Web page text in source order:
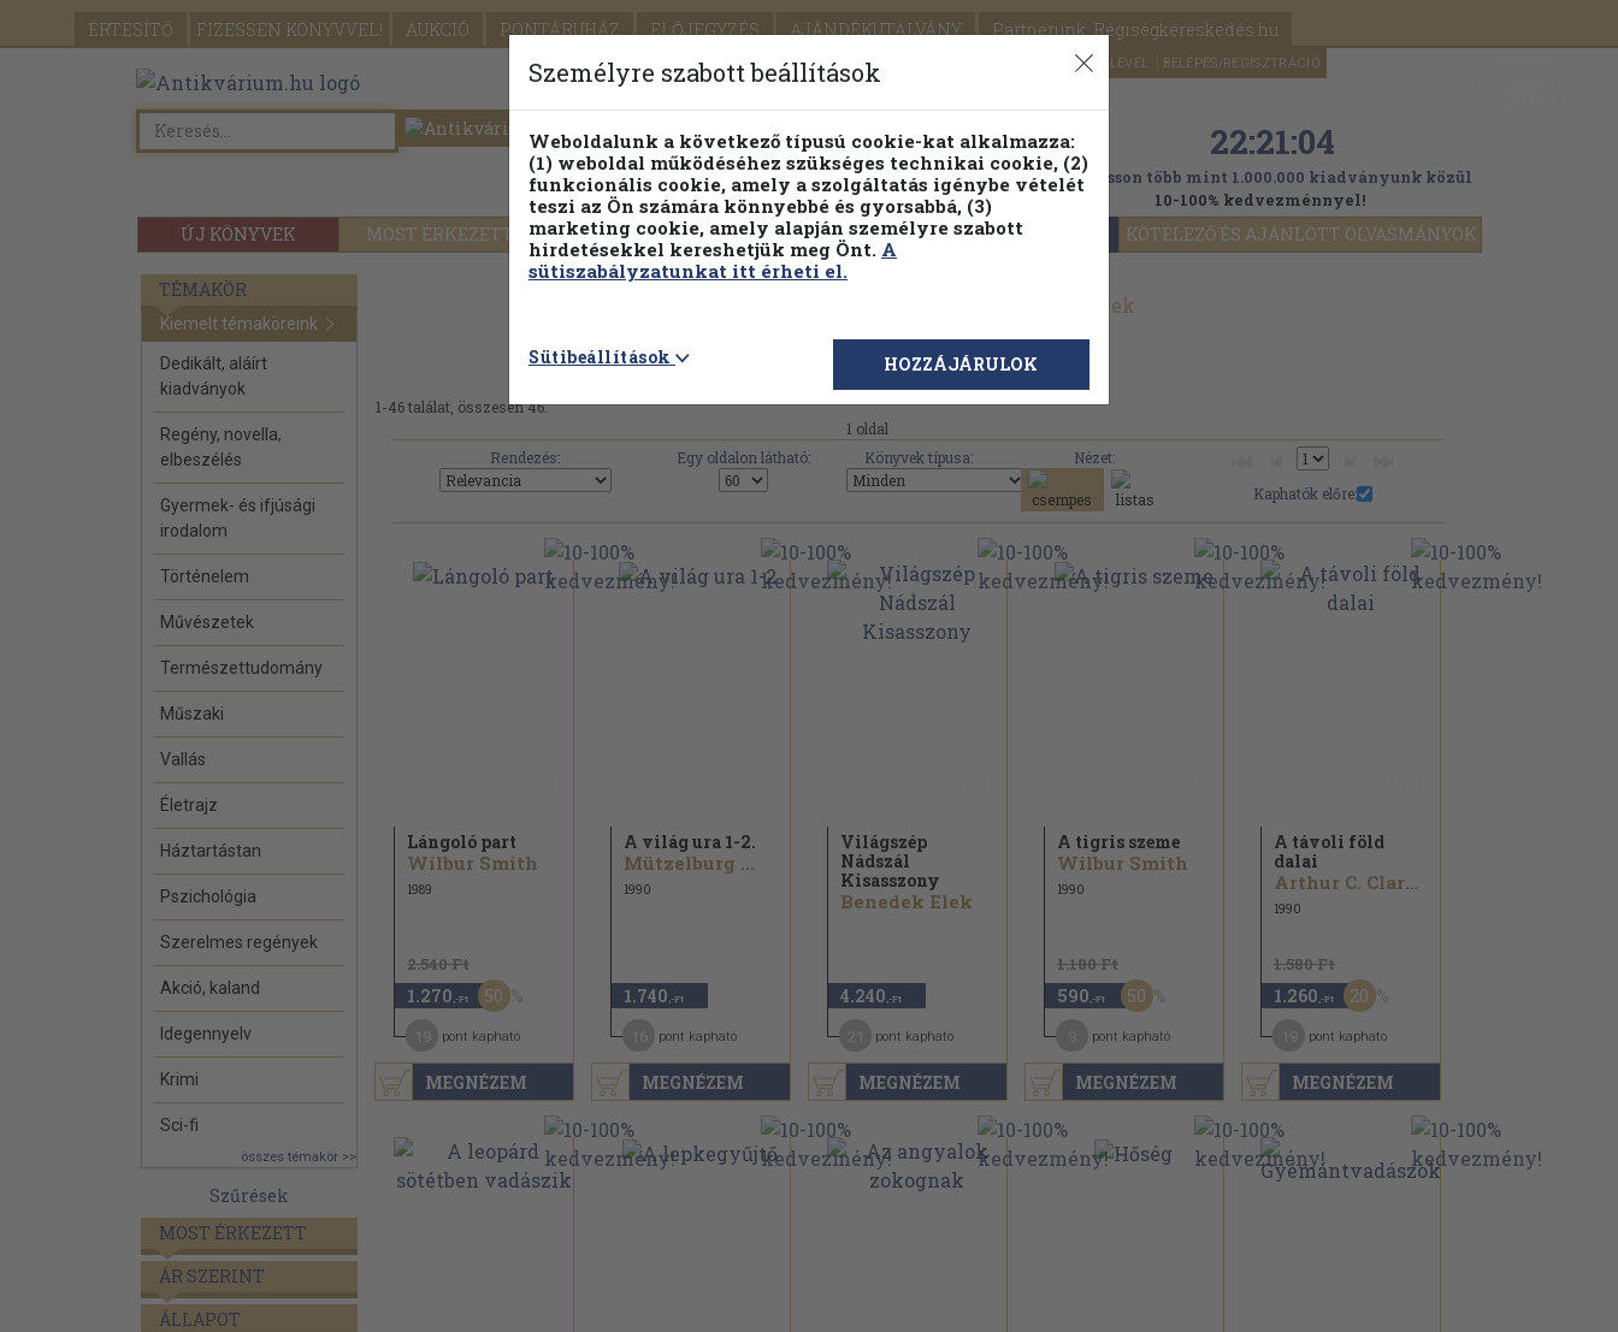
ÉRTESÍTŐ FIZESSEN KÖNYVVEL! AUKCIÓ PONTÁRUHÁZ ELŐJEGYZÉS AJÁNDÉKUTALVÁNY Partnerünk: Régiségkereskedés.hu
SEGÍTSÉG HÍRLEVÉL BELÉPÉS/REGISZTRÁCIÓ
ÚJ KÖNYVEK MOST ÉRKEZETT PILLANATNYI ÁRAINK FENNTARTHATÓ OLVASMÁNYOK KÖTELEZŐ ÉS AJÁNLOTT OLVASMÁNYOK
Részletes kereső Témaköri fa 22:21:03
Válogasson több mint 1.000.000 kiadványunk közül
10-100% kedvezménnyel!
TÉMAKÖR
Kiemelt témaköreink
Dedikált, aláírt
kiadványok
Regény, novella,
elbeszélés
Gyermek- és ifjúsági
irodalom
Történelem
Művészetek
Természettudomány
Műszaki
Vallás
Életrajz
Háztartástan
Pszichológia
Szerelmes regények
Akció, kaland
Idegennyelv
Krimi
Sci-fi
összes témakör >>
Szűrések
MOST ÉRKEZETT
ÁR SZERINT
ÁLLAPOT
Rege Kft. művei, könyvek, használt könyvek
1-46 találat, összesen 46.
1 oldal
Rendezés:
Egy oldalon látható: Könyvek típusa:
Nézet:
Kaphatók előre:
MEGNÉZEM
Lángoló part
Wilbur Smith
1989
2.540 Ft
1.270 ,-Ft 50
pont kapható
MEGNÉZEM
A világ ura 1-2.
Mützelburg ...
1990
1.740 ,-Ft
pont kapható
MEGNÉZEM
Világszép
Nádszál
Kisasszony
Benedek Elek
4.240 ,-Ft
pont kapható
MEGNÉZEM
A tigris szeme
Wilbur Smith
1990
1.180 Ft
590 ,-Ft 50
pont kapható
MEGNÉZEM
A távoli föld
dalai
Arthur C. Clarke
1990
1.580 Ft
1.260 ,-Ft 20
pont kapható
Személyre szabott beállítások
Weboldalunk a következő típusú cookie-kat alkalmazza:
(1) weboldal működéséhez szükséges technikai cookie, (2)
funkcionális cookie, amely a szolgáltatás igénybe vételét
teszi az Ön számára könnyebbé és gyorsabbá, (3)
marketing cookie, amely alapján személyre szabott
hirdetésekkel kereshetjük meg Önt. A
sütiszabályzatunkat itt érheti el.
Sütibeállítások HOZZÁJÁRULOK